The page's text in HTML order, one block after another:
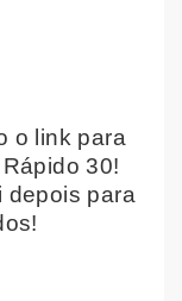
o link para
30!
depois para